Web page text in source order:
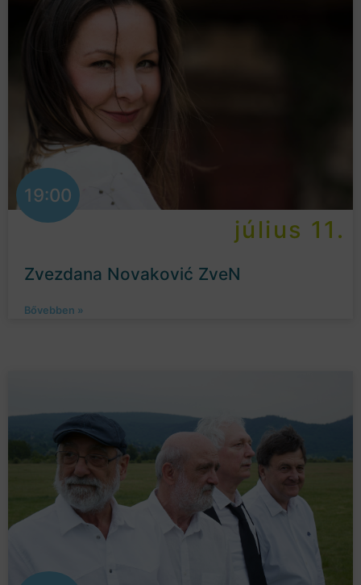
19:00
július 11.
Zvezdana Novaković ZveN
Bővebben »